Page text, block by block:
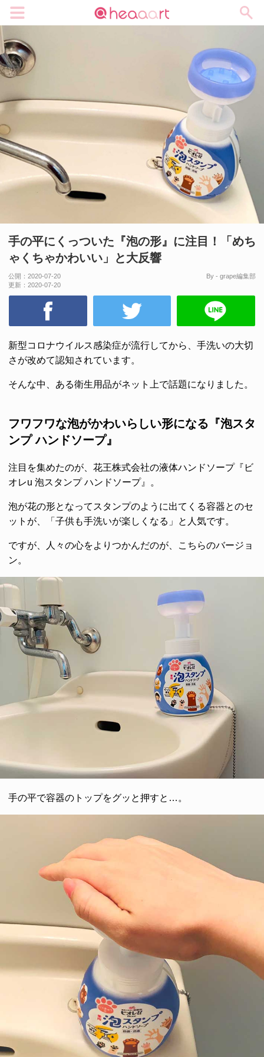
手の平にくっついた『泡の形』に注目！「めち
ゃくちゃかわいい」と大反響
公開： 2020-07-20
更新： 2020-07-20
By - grape編集部
新型コロナウイルス感染症が流行してから、手洗いの大切
さが改めて認知されています。
そんな中、ある衛生用品がネット上で話題になりました。
フワフワな泡がかわいらしい形になる『泡スタ
ンプ ハンドソープ』
注目を集めたのが、花王株式会社の液体ハンドソープ『ビ
オレu 泡スタンプ ハンドソープ』。
泡が花の形となってスタンプのように出てくる容器とのセ
ットが、「子供も手洗いが楽しくなる」と人気です。
ですが、人々の心をよりつかんだのが、こちらのバージョ
ン。
手の平で容器のトップをグッと押すと…。